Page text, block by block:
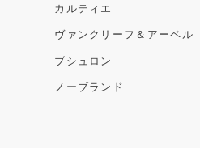
カルティエ
ヴァンクリーフ＆アーペル
ブシュロン
ノーブランド